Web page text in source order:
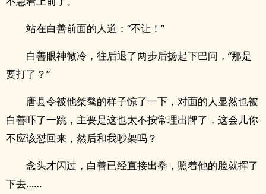
站在白善前面的人道：“不让！”
白善眼神微冷，往后退了两步后扬起下巴问，“那是
要打了？”
唐县令被他桀骜的样子惊了一下，对面的人显然也被
白善吓了一跳，主要是这也太不按常理出牌了，这会儿你
不应该怼回来，然后和我吵架吗？
念头才闪过，白善已经直接出拳，照着他的脸就挥了
下去……